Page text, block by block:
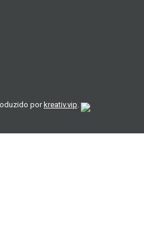
por kreativ.vip.